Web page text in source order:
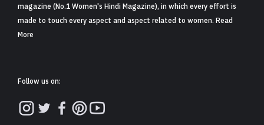
magazine (No.1 Women's Hindi Magazine), in which every effort is
made to touch every aspect and aspect related to women. Read
More
Follow us on: